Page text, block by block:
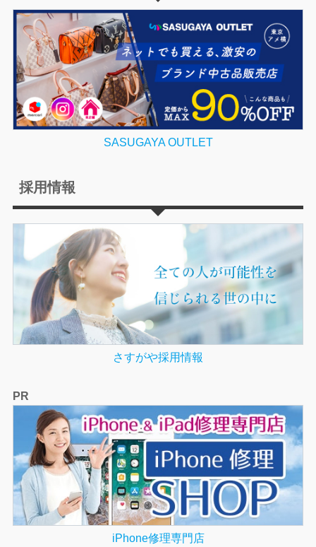
SASUGAYA OUTLET
採用情報
さすがや採用情報
PR
iPhone修理専門店